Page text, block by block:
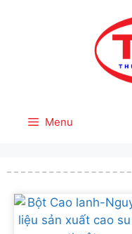
Menu